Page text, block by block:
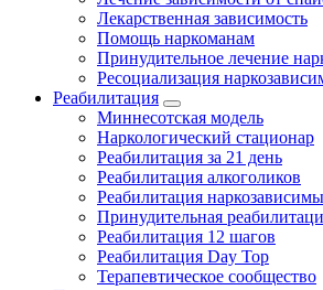
Лекарственная зависимость
Помощь наркоманам
Принудительное лечение
Ресоциализация
Реабилитация
Миннесотская модель
Наркологический стационар
Реабилитация за 21 день
Реабилитация алкоголиков
Реабилитация
Принудительная
Реабилитация 12 шагов
Реабилитация Day Top
Терапевтическое сообщество